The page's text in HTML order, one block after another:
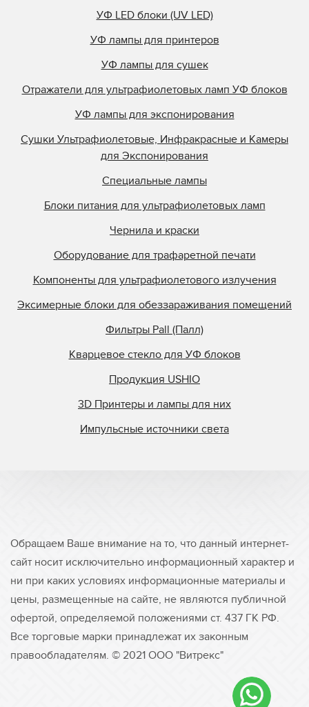
УФ LED блоки (UV LED)
УФ лампы для принтеров
УФ лампы для сушек
Отражатели для ультрафиолетовых ламп УФ блоков
УФ лампы для экспонирования
Сушки Ультрафиолетовые, Инфракрасные и Камеры
для Экспонирования
Специальные лампы
Блоки питания для ультрафиолетовых ламп
Чернила и краски
Оборудование для трафаретной печати
Компоненты для ультрафиолетового излучения
Эксимерные блоки для обеззараживания помещений
Фильтры Pall (Палл)
Кварцевое стекло для УФ блоков
Продукция USHIO
3D Принтеры и лампы для них
Импульсные источники света
Обращаем Ваше внимание на то, что данный интернет-
сайт носит исключительно информационный характер и
ни при каких условиях информационные материалы и
цены, размещенные на сайте, не являются публичной
офертой, определяемой положениями ст. 437 ГК РФ.
Все торговые марки принадлежат их законным
правообладателям. © 2021 ООО "Витрекс"